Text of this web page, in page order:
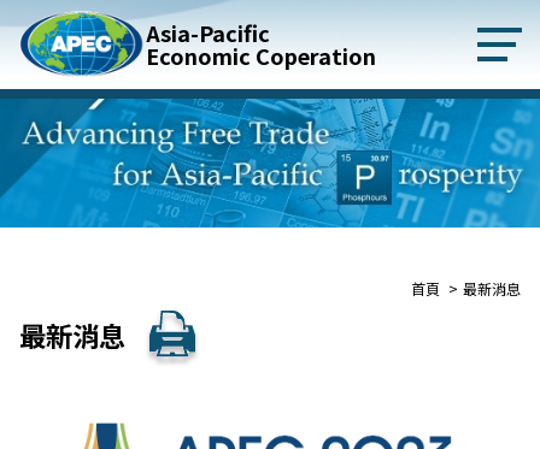
Asia-Pacific
Economic Coperation
首頁 最新消息
最新消息